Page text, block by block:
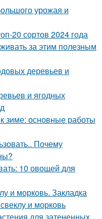
урожая и
20 сортов 2024 года
за этим полезным
деревьев и
и ягодных
зиме: основные работы
Почему
10 овощей для
и морковь. Закладка
и морковь
для затененных